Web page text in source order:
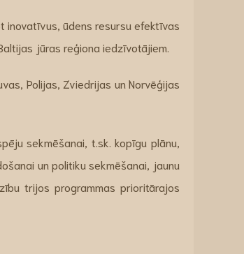
ūdens resursu efektīvas
jūras reģiona iedzīvotājiem.
Polijas, Zviedrijas un Norvēģijas
sekmēšanai, t.sk. kopīgu plānu,
un politiku sekmēšanai, jaunu
trijos programmas prioritārajos